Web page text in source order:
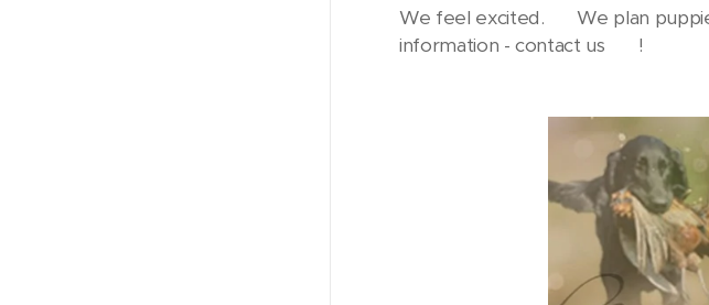
We feel excited. ♥️ We plan
information - contact us 💛 !